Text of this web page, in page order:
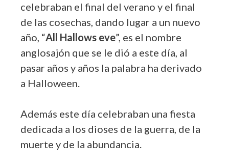
celebraban el final del verano y el final
de las cosechas, dando lugar a un nuevo
año, “All Hallows eve”, es el nombre
anglosajón que se le dió a este día, al
pasar años y años la palabra ha derivado
a Halloween.
Además este día celebraban una fiesta
dedicada a los dioses de la guerra, de la
muerte y de la abundancia.